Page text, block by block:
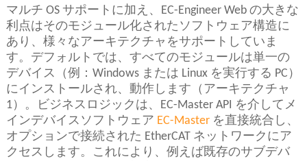
マルチ OS サポートに加え、EC-Engineer Web の大きな
利点はそのモジュール化されたソフトウェア構造に
あり、様々なアーキテクチャをサポートしていま
す。デフォルトでは、すべてのモジュールは単一の
デバイス（例：Windows または Linux を実行する PC）
にインストールされ、動作します（アーキテクチャ
1）。ビジネスロジックは、EC-Master API を介してメ
インデバイスソフトウェア EC-Masterを直接統合し、
オプションで接続された EtherCAT ネットワークにア
クセスします。これにより、例えば既存のサブデバ